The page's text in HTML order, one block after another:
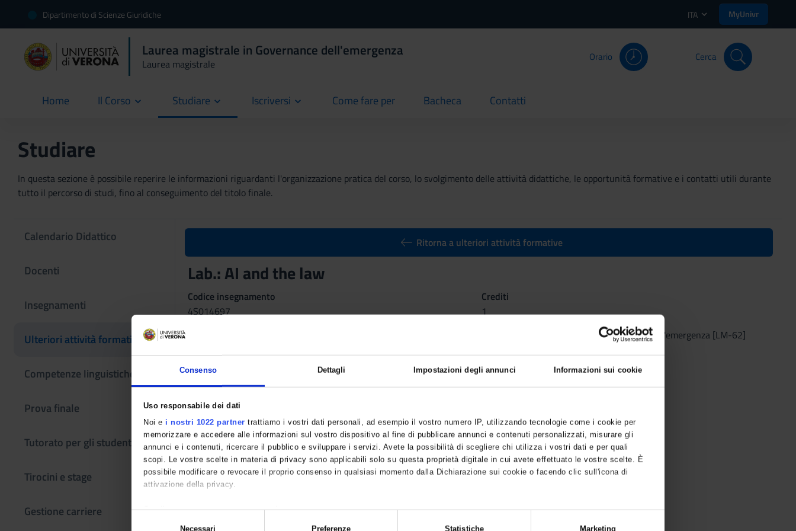
Consenso Dettagli Impostazioni degli annunci Informazioni sui cookie
Uso responsabile dei dati
Noi e i nostri 1022 partner trattiamo i vostri dati personali, ad esempio il vostro numero IP, utilizzando tecnologie come i cookie per
memorizzare e accedere alle informazioni sul vostro dispositivo al fine di pubblicare annunci e contenuti personalizzati, misurare gli
annunci e i contenuti, ricercare il pubblico e sviluppare i servizi. Avete la possibilità di scegliere chi utilizza i vostri dati e per quali
scopi. Le vostre scelte in materia di privacy sono applicabili solo su questa proprietà digitale in cui avete effettuato le vostre scelte. È
possibile modificare o revocare il proprio consenso in qualsiasi momento dalla Dichiarazione sui cookie o facendo clic sull'icona di
attivazione della privacy.
Con il tuo consenso, vorremmo anche:
raccogliere informazioni sulla tua posizione geografica, con un'approssimazione di qualche metro,
Necessari Preferenze Statistiche Marketing
Dipartimento di Scienze Giuridiche ITA MyUnivr
Laurea magistrale in Governance dell'emergenza
Laurea magistrale
Orario Cerca
Home
current Il Corso Studiare Iscriversi Come fare per
current Bacheca
current Contatti
current
Studiare
In questa sezione è possibile reperire le informazioni riguardanti l'organizzazione pratica del corso, lo svolgimento delle attività didattiche, le opportunità formative e i contatti utili durante
tutto il percorso di studi, fino al conseguimento del titolo finale.
Calendario Didattico
Docenti
Insegnamenti
Ulteriori attività formative
Competenze linguistiche
Prova finale
Tutorato per gli studenti
Tirocini e stage
Gestione carriere
Ritorna a ulteriori attività formative
Lab.: AI and the law
Codice insegnamento
4S014697
Crediti
1
L'insegnamento è mutuato dall'insegnamento
(2025/2026) - Laurea magistrale in Governance dell'emergenza [LM-62]